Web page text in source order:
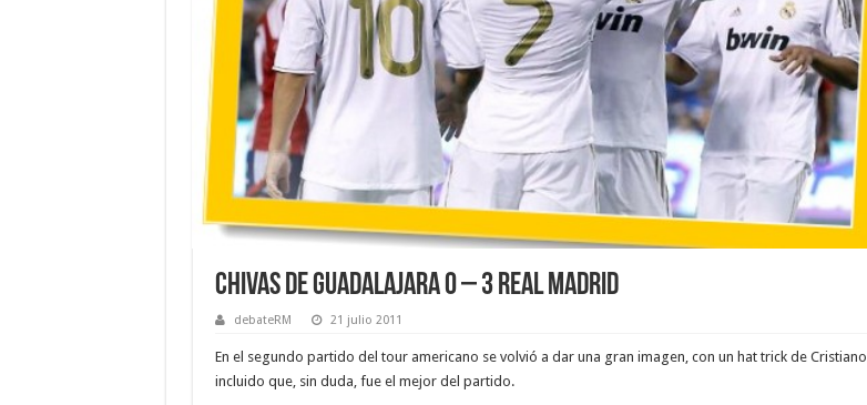
Chivas de Guadalajara 0 – 3 Real Madrid
debateRM 21 julio 2011
En el segundo partido del tour americano se volvió a dar una gran imagen, con un hat trick de Cristiano
incluido que, sin duda, fue el mejor del partido.